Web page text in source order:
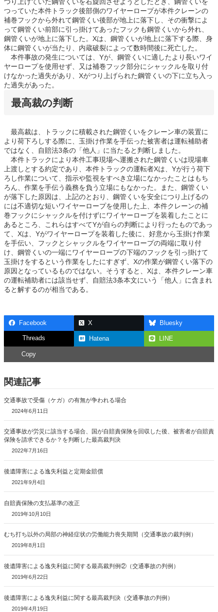
つり上げていた鋼管くいを右旋回させようとしたとき、鋼管くいを
つっていた本件トラック後部側のワイヤーロープが本件クレーンの
補巻フックから外れて鋼管くい後部が地上に落下し、その衝撃によ
って鋼管くい前部に引っ掛けてあったフックも鋼管くいから外れ、
鋼管くいが地上に落下した。Xは、鋼管くいが地上に落下する際、身
体に鋼管くいが当たり、内蔵破裂によって数時間後に死亡した。
本件事故の発生については、Yが、鋼管くいに適したより長いワイ
ヤーロープを使用せず、又は補巻フック部分にシャックルを取り付
けなかった過失があり、Xがつり上げられた鋼管くいの下に立ち入っ
た過失があった。
最高裁の判断
最高裁は、トラックに積載された鋼管くいをクレーン車の装置に
より荷下ろしする際に、玉掛け作業を手伝った被害者は運転補助者
ではなく、自賠法3条の「他人」に当たると判断しました。
本件トラックにより本件工事現場へ運搬された鋼管くいは現場車
上渡しとする約定であり、本件トラックの運転者Xは、Yが行う荷下
ろし作業について、指示や監視をすべき立場になかったことはもち
ろん、作業を手伝う義務を負う立場にもなかった。また、鋼管くい
が落下した原因は、上記のとおり、鋼管くいを安全につり上げるの
には不適切な短いワイヤーロープを使用した上、本件クレーンの補
巻フックにシャックルを付けずにワイヤーロープを装着したことに
あるところ、これらはすべてYが自らの判断により行ったものであっ
て、Xは、Yがワイヤーロープを装着した後に、好意から玉掛け作業
を手伝い、フックとシャックルをワイヤーロープの両端に取り付
け、鋼管くいの一端にワイヤーロープの下端のフックを引っ掛けて
玉掛けをするという作業をしたにすぎず、Xの作業が鋼管くい落下の
原因となっているものではない。そうすると、Xは、本件クレーン車
の運転補助者には該当せず、自賠法3条本文にいう「他人」に含まれ
ると解するのが相当である。
Facebook X Bluesky
Threads Hatena LINE
Copy
関連記事
交通事故で受傷（ケガ）の有無が争われる場合
2024年6月11日
交通事故が労災に該当する場合、国が自賠責保険を回収した後、被害者が自賠責
保険を請求できるか？を判断した最高裁判決
2022年7月16日
後遺障害による逸失利益と定期金賠償
2021年9月4日
自賠責保険の支払基準の改正
2019年10月10日
むち打ち以外の局部の神経症状の労働能力喪失期間（交通事故の裁判例）
2019年8月1日
後遺障害による逸失利益に関する最高裁判例②（交通事故の判例）
2019年6月22日
後遺障害による逸失利益に関する最高裁判決（交通事故の判例）
2019年4月19日